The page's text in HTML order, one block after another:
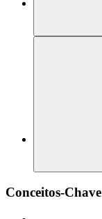
Conceitos-Chave